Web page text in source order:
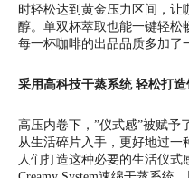
时轻松达到黄金压力区间，让
醇。单双杯萃取也能一键轻松
每一杯咖啡的出品品质多加了
采用高科技干蒸系统 轻松打
高压内卷下，”仪式感”被赋予
从生活碎片入手，更好地过一
人们打造这种必要的生活仪